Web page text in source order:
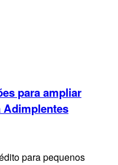
para ampliar
Adimplentes
para pequenos